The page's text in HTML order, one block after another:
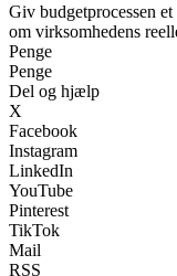
Giv budgetprocessen
om virksomhedens
Penge
Penge
Del og hjælp
X
Facebook
Instagram
LinkedIn
YouTube
Pinterest
TikTok
Mail
RSS